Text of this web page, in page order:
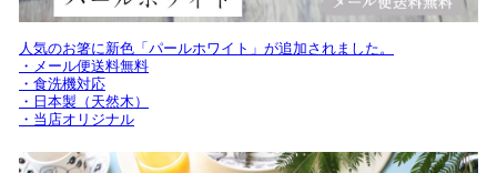
人気のお箸に新色「パールホワイト」が追加されました。
・メール便送料無料
・食洗機対応
・日本製（天然木）
・当店オリジナル